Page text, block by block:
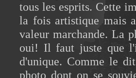
tous les esprits. Cette
la fois artistique mais
valeur marchande. La
oui! Il faut juste que
d'unique. Comme le
photo dont on se